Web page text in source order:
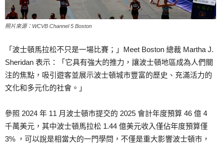
照片來源：WCVB Channel 5 Boston
「波士頓馬拉松不只是一場比賽；」Meet Boston 總裁 Martha J.
Sheridan 表示：「它具有強大的推力，讓波士頓地區成為人們關
注的焦點，吸引遊客並展示波士頓城市豐富的歷史、充滿活力的
文化和多元化的社會。」
參照 2024 年 11 月波士頓市提交的 2025 會計年度預算 46 億 4
千萬美元，其中波士頓馬拉松 1.44 億美元收入僅佔年度預算僅
3% ，可以說是相當大的一門學問，不僅是重大影響波士頓市，